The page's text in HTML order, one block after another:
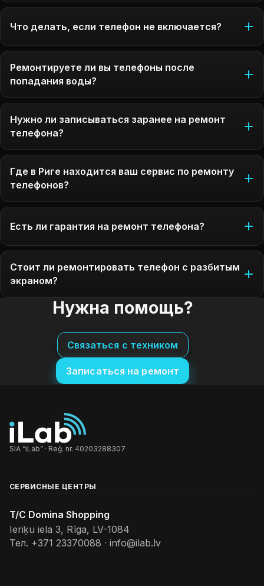
Что делать, если телефон не включается?
Ремонтируете ли вы телефоны после
попадания воды?
Нужно ли записываться заранее на ремонт
телефона?
Где в Риге находится ваш сервис по ремонту
телефонов?
Есть ли гарантия на ремонт телефона?
Стоит ли ремонтировать телефон с разбитым
экраном?
Нужна помощь?
Связаться с техником
Записаться на ремонт
SIA “iLab” · Reģ. nr. 40203288307
СЕРВИСНЫЕ ЦЕНТРЫ
T/C Domina Shopping
Ieriķu iela 3, Rīga, LV-1084
Тел. +371 23370088 · info@ilab.lv